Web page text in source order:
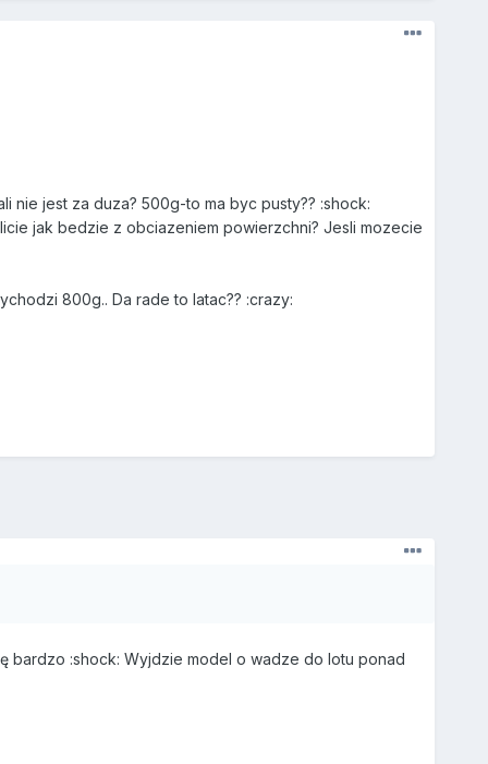
nie jest za duza? 500g-to ma byc pusty?? :shock:
jak bedzie z obciazeniem powierzchni? Jesli mozecie
800g.. Da rade to latac?? :crazy:
bardzo :shock: Wyjdzie model o wadze do lotu ponad